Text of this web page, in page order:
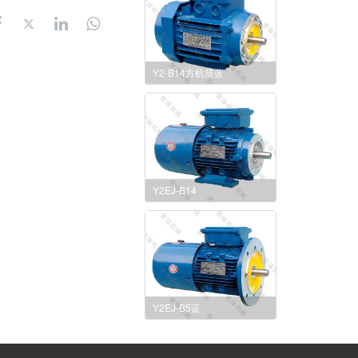
Y2-B14方机筒蓝
Y2EJ-B14
Y2EJ-B5蓝